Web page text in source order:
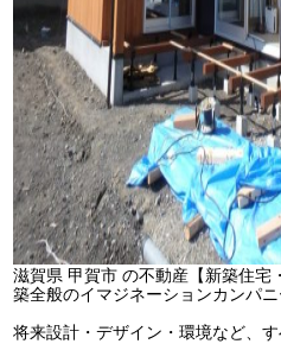
滋賀県 甲賀市 の不動産【新築住宅
築全般のイマジネーションカンパニ
将来設計・デザイン・環境など、